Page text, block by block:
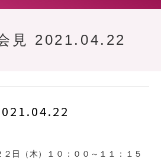
見 2021.04.22
２日（木）１０：００～１１：１５